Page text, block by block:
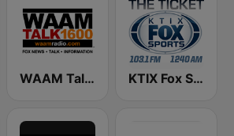
WAAM Talk 1600 WAAM Talk 1600 KTIX Fox Sports Radio